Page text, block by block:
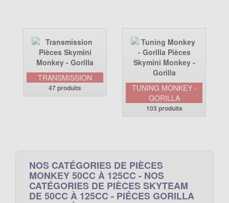
TRANSMISSION
47 produits
TUNING MONKEY -
GORILLA
103 produits
NOS CATÉGORIES DE PIÈCES
MONKEY 50CC À 125CC - NOS
CATÉGORIES DE PIÈCES SKYTEAM
DE 50CC À 125CC - PIÉCES GORILLA